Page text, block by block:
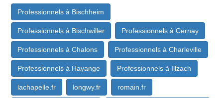
Professionnels à Bischheim
Professionnels à Bischwiller Professionnels à Cernay
Professionnels à Chalons Professionnels à Charleville
Professionnels à Hayange Professionnels à Illzach
lachapelle.fr longwy.fr romain.fr